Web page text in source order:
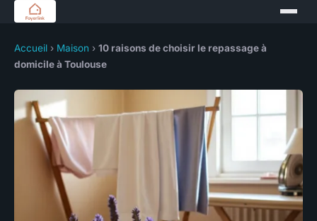
Accueil › Maison › 10 raisons de choisir le repassage à
domicile à Toulouse